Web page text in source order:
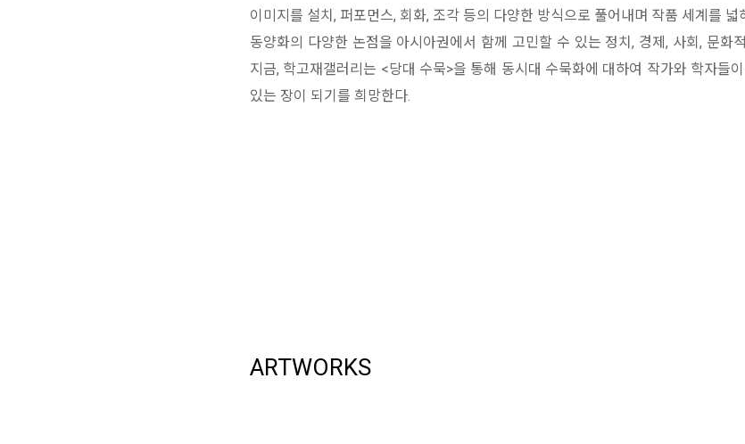
이미지를 설치, 퍼포먼스, 회화, 조각 등의 다양한 방식으로 풀어내며 작품 세계를 넓
동양화의 다양한 논점을 아시아권에서 함께 고민할 수 있는 정치, 경제, 사회, 문화
지금, 학고재갤러리는 <당대 수묵>을 통해 동시대 수묵화에 대하여 작가와 학자들
있는 장이 되기를 희망한다.
ARTWORKS